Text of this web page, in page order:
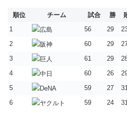
順位 チーム 試合 勝
1
56 29
2
60 29
3
61 29
4
60 26
5
59 27 31
6
59 24 31